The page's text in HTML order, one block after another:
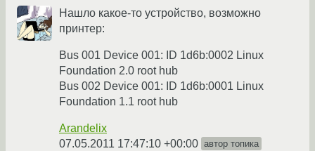
Нашло какое-то устройство, возможно
принтер:
Bus 001 Device 001: ID 1d6b:0002 Linux
Foundation 2.0 root hub
Bus 002 Device 001: ID 1d6b:0001 Linux
Foundation 1.1 root hub
Arandelix
07.05.2011 17:47:10 +00:00 автор топика